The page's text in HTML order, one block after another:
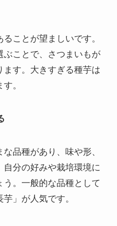
ことが望ましいです。
ぶことで、さつまいもが
す。大きすぎる種芋は
。
品種があり、味や形、
分の好みや栽培環境に
。一般的な品種として
」が人気です。